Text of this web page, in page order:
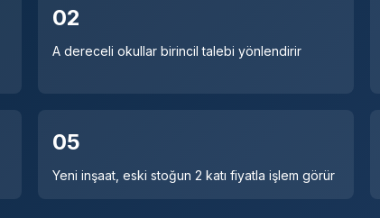
02
A dereceli okullar birincil talebi yönlendirir
05
Yeni inşaat, eski stoğun 2 katı fiyatla işlem görür